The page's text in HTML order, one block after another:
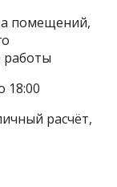
помещений,
работы
18:00
расчёт,